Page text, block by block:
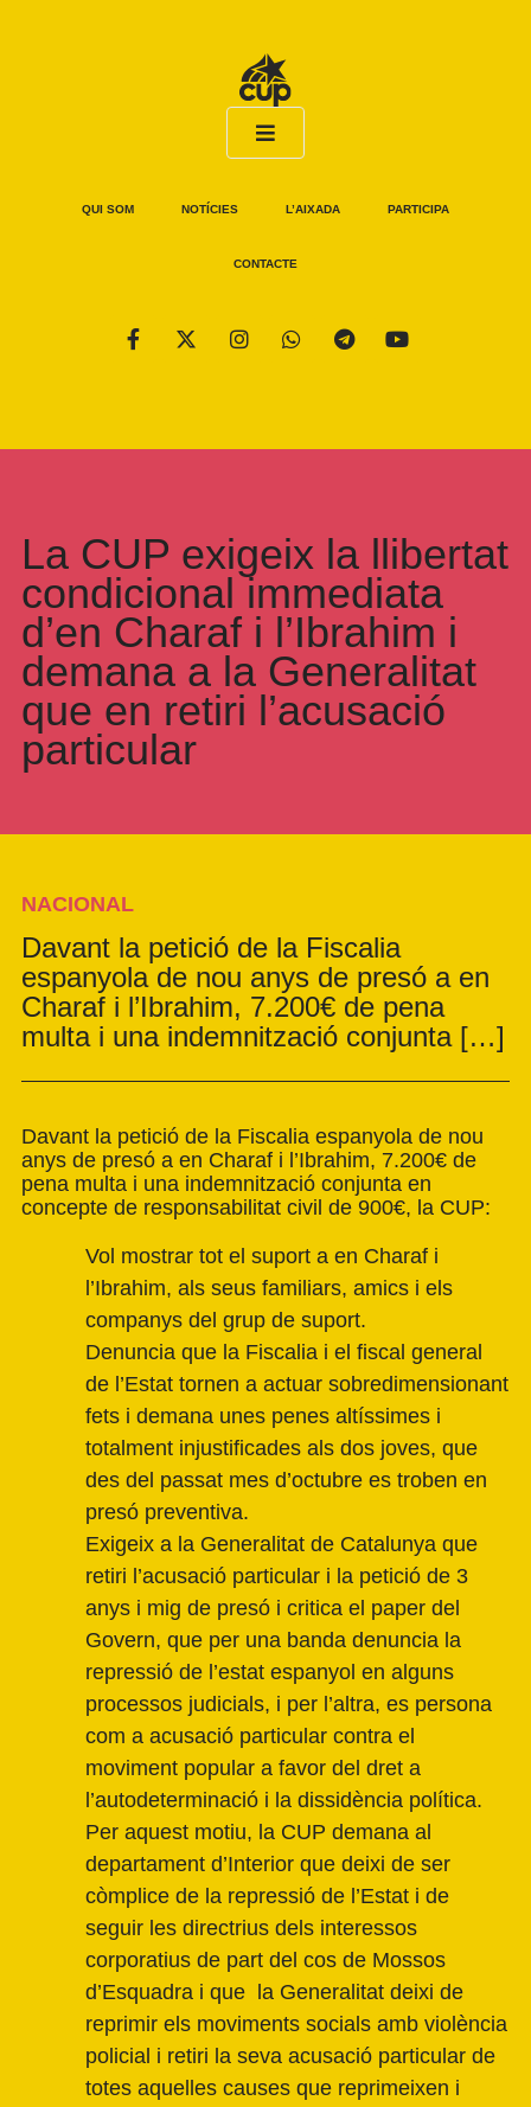
QUI SOM NOTÍCIES L’AIXADA PARTICIPA
CONTACTE
La CUP exigeix la llibertat
condicional immediata
d’en Charaf i l’Ibrahim i
demana a la Generalitat
que en retiri l’acusació
particular
NACIONAL
Davant la petició de la Fiscalia
espanyola de nou anys de presó a en
Charaf i l’Ibrahim, 7.200€ de pena
multa i una indemnització conjunta […]
Davant la petició de la Fiscalia espanyola de nou
anys de presó a en Charaf i l’Ibrahim, 7.200€ de
pena multa i una indemnització conjunta en
concepte de responsabilitat civil de 900€, la CUP:
Vol mostrar tot el suport a en Charaf i
l’Ibrahim, als seus familiars, amics i els
companys del grup de suport.
Denuncia que la Fiscalia i el fiscal general
de l’Estat tornen a actuar sobredimensionant
fets i demana unes penes altíssimes i
totalment injustificades als dos joves, que
des del passat mes d’octubre es troben en
presó preventiva.
Exigeix a la Generalitat de Catalunya que
retiri l’acusació particular i la petició de 3
anys i mig de presó i critica el paper del
Govern, que per una banda denuncia la
repressió de l’estat espanyol en alguns
processos judicials, i per l’altra, es persona
com a acusació particular contra el
moviment popular a favor del dret a
l’autodeterminació i la dissidència política.
Per aquest motiu, la CUP demana al
departament d’Interior que deixi de ser
còmplice de la repressió de l’Estat i de
seguir les directrius dels interessos
corporatius de part del cos de Mossos
d’Esquadra i que la Generalitat deixi de
reprimir els moviments socials amb violència
policial i retiri la seva acusació particular de
totes aquelles causes que reprimeixen i